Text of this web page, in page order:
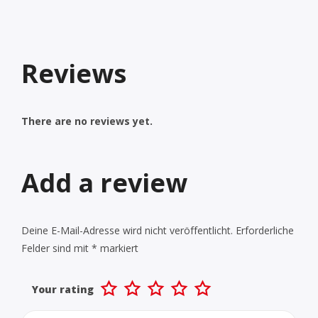
Reviews
There are no reviews yet.
Add a review
Deine E-Mail-Adresse wird nicht veröffentlicht. Erforderliche
Felder sind mit * markiert
Your rating